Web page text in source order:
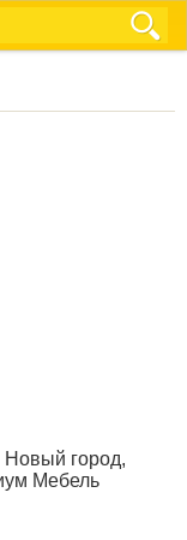
Новый город,
Мебель